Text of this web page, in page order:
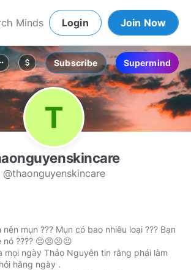
Login Join Now
attach_money Subscribe Supermind
@thaonguyenskincare
mụn ??? Mụn có bao nhiêu loại ??? Bạn
???? 😣😣😣😣
mọi ngày Thảo Nguyên tin rằng phái làm
hằng ngày .